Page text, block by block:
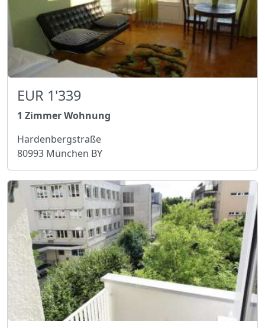
EUR 1'339
1 Zimmer Wohnung
Hardenbergstraße
80993 München BY